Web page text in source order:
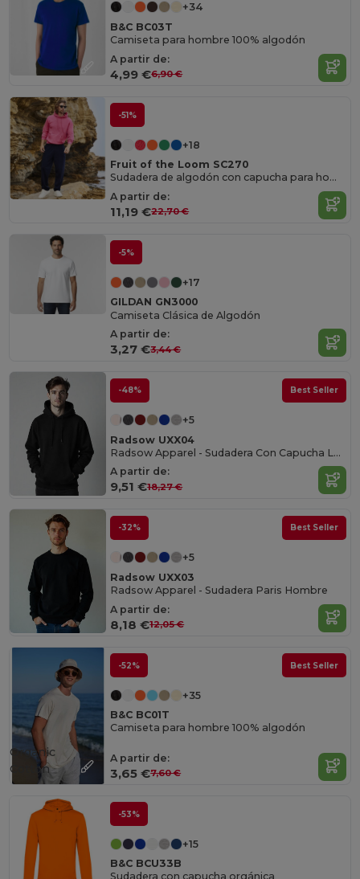
+34
B&C BC03T
Camiseta para hombre 100% algodón
A partir de:
4,99 €6,90 €
-51%
+18
Fruit of the Loom SC270
Sudadera de algodón con capucha para hombre
A partir de:
11,19 €22,70 €
-5%
+17
GILDAN GN3000
Camiseta Clásica de Algodón
A partir de:
3,27 €3,44 €
-48% Best Seller
+5
Radsow UXX04
Radsow Apparel - Sudadera Con Capucha London Hombre
A partir de:
9,51 €18,27 €
-32% Best Seller
+5
Radsow UXX03
Radsow Apparel - Sudadera Paris Hombre
A partir de:
8,18 €12,05 €
-52% Best Seller
+35
B&C BC01T
Camiseta para hombre 100% algodón
A partir de:
3,65 €7,60 €
Organic
Cotton
-53%
+15
B&C BCU33B
Sudadera con capucha orgánica